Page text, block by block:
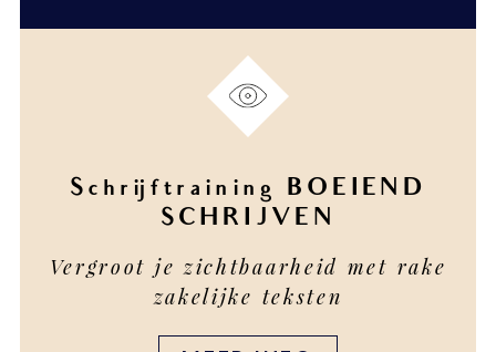
Schrijftraining BOEIEND
SCHRIJVEN
Vergroot je zichtbaarheid met rake
zakelijke teksten